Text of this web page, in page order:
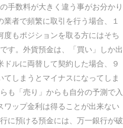
手数料が大きく違う事がお分かり
者で頻繁に取引を行う場合、１
もポジションを取る方にはそち
す。外貨預金は、「買い」しか出
ルに両替して契約した場合、９
しまうとマイナスになってしま
も「売り」からも自分の予測で入
ップ金利は得ることが出来ない
に預ける預金には、万一銀行が破